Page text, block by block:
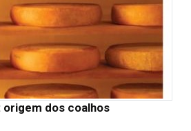
dos coalhos